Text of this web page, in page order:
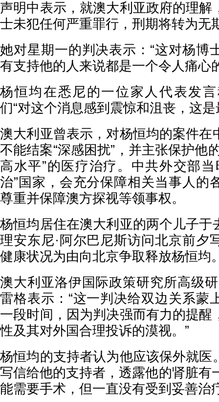
声明中表示，就澳大利亚政府的理解
士未犯任何严重罪行，刑期将转为无
她对星期一的判决表示：“这对杨博
有支持他的人来说都是一个令人痛心
杨恒均在悉尼的一位家人代表发
们“对这个消息感到震惊和沮丧，这
澳大利亚曾表示，对杨恒均的案件在
不能结案“深感困扰”，并主张保护他
高水平”的医疗治疗。中共外交部
治”国家，会充分保障相关当事人的
尊重并保障澳方探视等领事权。
杨恒均居住在澳大利亚的两个儿子于
理安东尼·阿尔巴尼斯访问北京前夕
健康状况为由向北京争取释放杨恒均
澳大利亚洛伊国际政策研究所高级
雷格表示：“这一判决给双边关系蒙
一段时间，因为判决强而有力的提醒
性及其对外国合理投诉的漠视。”
杨恒均的支持者认为他应该保外就医
写信给他的支持者，透露他的肾脏有
能需要手术，但一直没有受到妥善治